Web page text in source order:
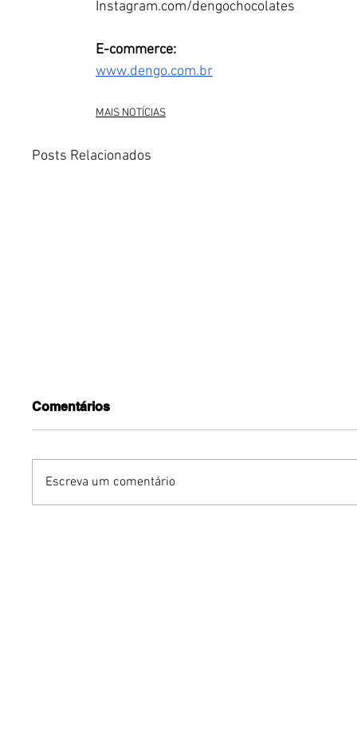
Instagram.com/dengochocolates
E-commerce:
www.dengo.com.br
MAIS NOTÍCIAS
Posts Relacionados
Comentários
Escreva um comentário